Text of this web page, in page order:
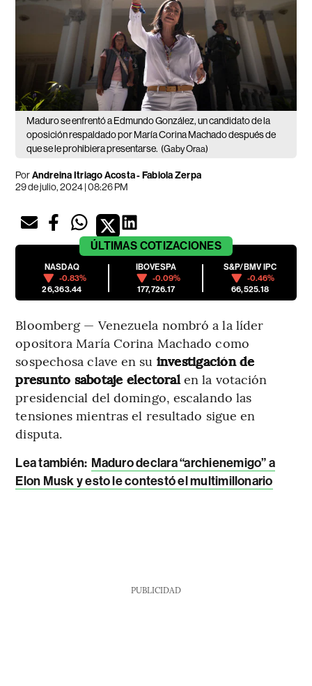
Maduro se enfrentó a Edmundo González, un candidato de la
oposición respaldado por María Corina Machado después de
que se le prohibiera presentarse. (Gaby Oraa)
PorAndreina Itriago Acosta - Fabiola Zerpa
29 de julio, 2024 | 08:26 PM
ÚLTIMAS COTIZACIONES
NASDAQ
-0.83%
26,363.44
IBOVESPA
-0.09%
177,726.17
S&P/BMV IPC
-0.46%
66,525.18
Bloomberg — Venezuela nombró a la líder
opositora María Corina Machado como
sospechosa clave en su investigación de
presunto sabotaje electoralen la votación
presidencial del domingo, escalando las
tensiones mientras el resultado sigue en
disputa.
Lea también: Maduro declara “archienemigo” a
Elon Musk y esto le contestó el multimillonario
PUBLICIDAD